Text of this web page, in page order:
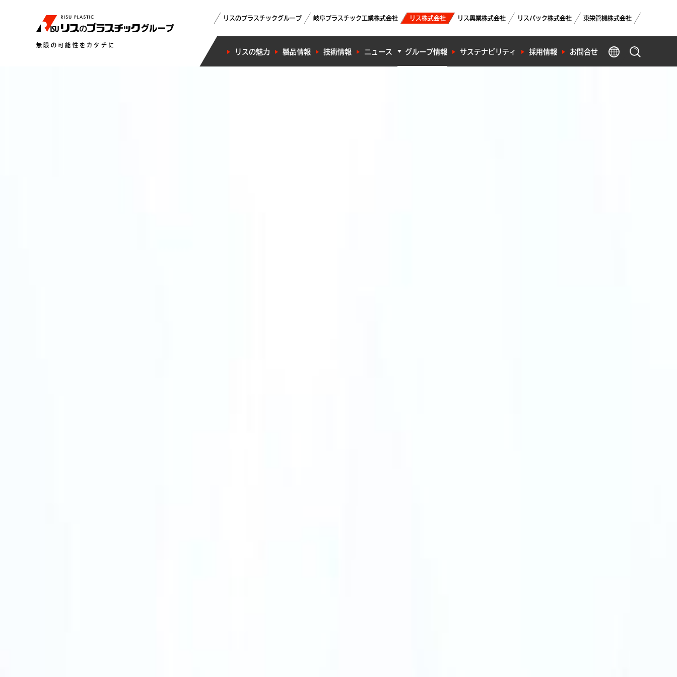
無限の可能性をカタチに
リスのプラスチックグループ 岐阜プラスチック工業株式会社 リス株式会社 リス興業株式会社 リスパック株式会社 東栄管機株式会社
リスの魅力 製品情報 技術情報 ニュース グループ情報 サステナビリティ 採用情報 お問合せ